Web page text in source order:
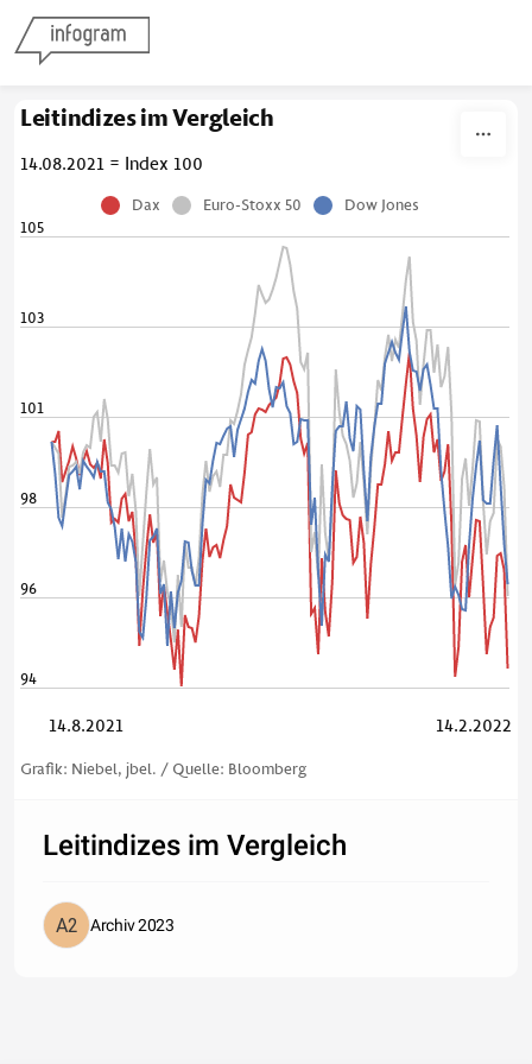
Leitindizes im Vergleich
14.08.2021 = Index 100
Dax Euro-Stoxx 50 Dow Jones
94
96
98
101
103
105
14.8.2021 14.2.2022
Grafik: Niebel, jbel. / Quelle: Bloomberg
Leitindizes im Vergleich
Archiv 2023